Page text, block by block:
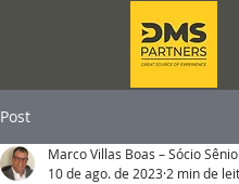
Post
Marco Villas Boas – Sócio Sênior
10 de ago. de 2023 2 min de